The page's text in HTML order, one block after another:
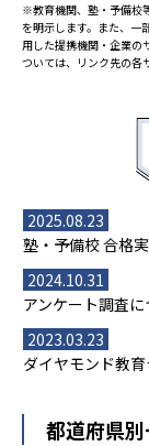
※教育機関、塾・予備校
を明示します。また、一
用した提携機関・企業の
ついては、リンク先の各
2025.08.23
塾・予備校 合格
2024.10.31
アンケート調査に
2023.03.23
ダイヤモンド教
都道府県